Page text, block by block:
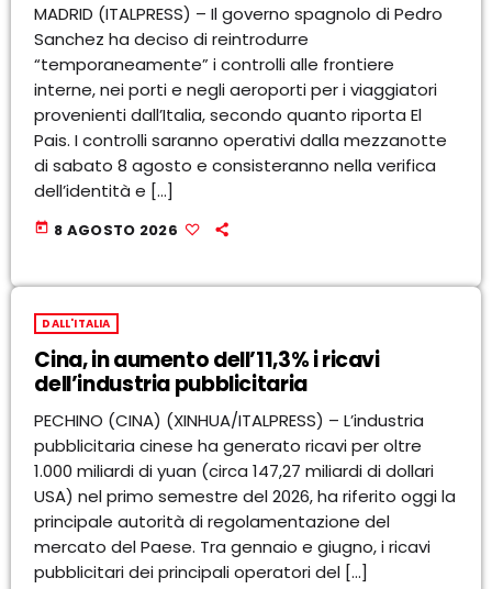
MADRID (ITALPRESS) – Il governo spagnolo di Pedro
Sanchez ha deciso di reintrodurre
“temporaneamente” i controlli alle frontiere
interne, nei porti e negli aeroporti per i viaggiatori
provenienti dall’Italia, secondo quanto riporta El
Pais. I controlli saranno operativi dalla mezzanotte
di sabato 8 agosto e consisteranno nella verifica
dell’identità e […]
today 8 AGOSTO 2026
DALL'ITALIA
Cina, in aumento dell’11,3% i ricavi
dell’industria pubblicitaria
PECHINO (CINA) (XINHUA/ITALPRESS) – L’industria
pubblicitaria cinese ha generato ricavi per oltre
1.000 miliardi di yuan (circa 147,27 miliardi di dollari
USA) nel primo semestre del 2026, ha riferito oggi la
principale autorità di regolamentazione del
mercato del Paese. Tra gennaio e giugno, i ricavi
pubblicitari dei principali operatori del […]